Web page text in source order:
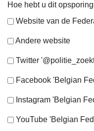
Hoe hebt u dit
Website van de
Andere website
Twitter
Facebook 'Belgian
Instagram 'Belgian
YouTube 'Belgian